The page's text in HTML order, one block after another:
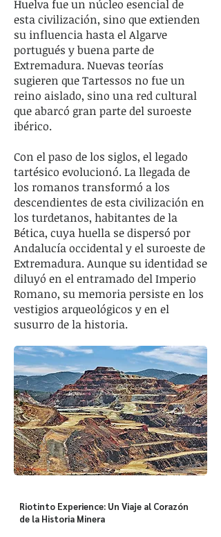
Huelva fue un núcleo esencial de
esta civilización, sino que extienden
su influencia hasta el Algarve
portugués y buena parte de
Extremadura. Nuevas teorías
sugieren que Tartessos no fue un
reino aislado, sino una red cultural
que abarcó gran parte del suroeste
ibérico.
Con el paso de los siglos, el legado
tartésico evolucionó. La llegada de
los romanos transformó a los
descendientes de esta civilización en
los turdetanos, habitantes de la
Bética, cuya huella se dispersó por
Andalucía occidental y el suroeste de
Extremadura. Aunque su identidad se
diluyó en el entramado del Imperio
Romano, su memoria persiste en los
vestigios arqueológicos y en el
susurro de la historia.
Riotinto Experience: Un Viaje al Corazón
de la Historia Minera